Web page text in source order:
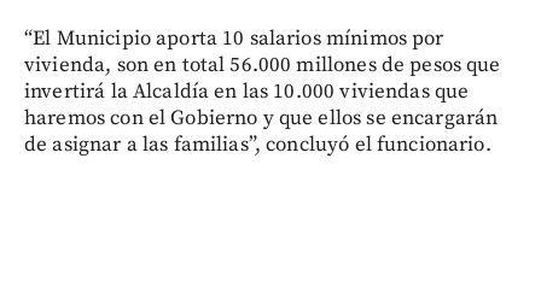
“El Municipio aporta 10 salarios mínimos por
vivienda, son en total 56.000 millones de pesos que
invertirá la Alcaldía en las 10.000 viviendas que
haremos con el Gobierno y que ellos se encargarán
de asignar a las familias”, concluyó el funcionario.